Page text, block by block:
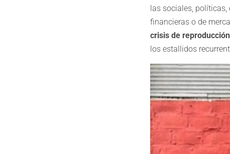
las sociales, políticas,
financieras o de
crisis de
los estallidos